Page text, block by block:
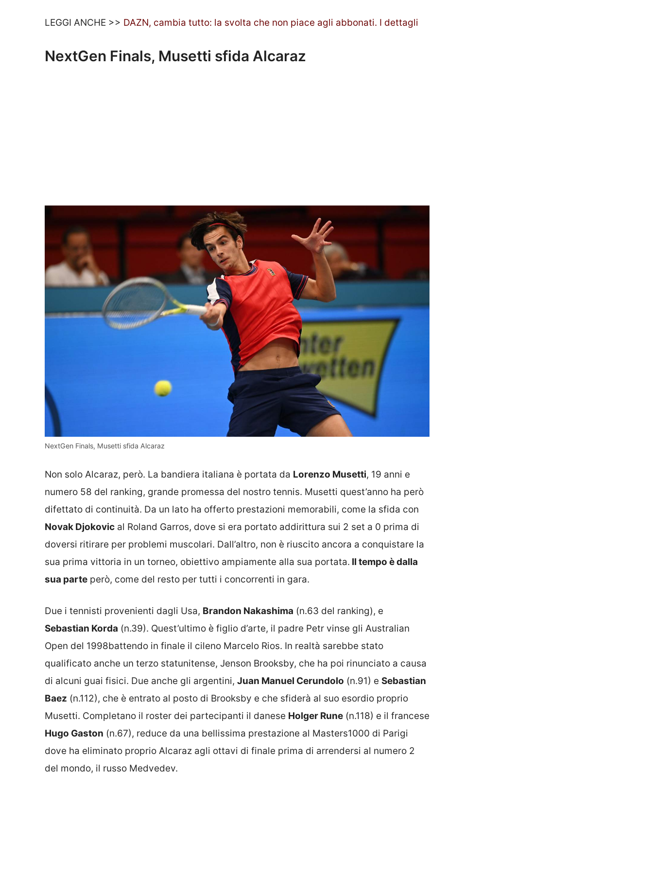
LEGGI ANCHE >> DAZN, cambia tutto: la svolta che non piace agli abbonati. I dettagli
NextGen Finals, Musetti sfida Alcaraz
NextGen Finals, Musetti sfida Alcaraz
Non solo Alcaraz, però. La bandiera italiana è portata da Lorenzo Musetti, 19 anni e
numero 58 del ranking, grande promessa del nostro tennis. Musetti quest’anno ha però
difettato di continuità. Da un lato ha offerto prestazioni memorabili, come la sfida con
Novak Djokovic al Roland Garros, dove si era portato addirittura sui 2 set a 0 prima di
doversi ritirare per problemi muscolari. Dall’altro, non è riuscito ancora a conquistare la
sua prima vittoria in un torneo, obiettivo ampiamente alla sua portata. Il tempo è dalla
sua parte però, come del resto per tutti i concorrenti in gara.
Due i tennisti provenienti dagli Usa, Brandon Nakashima (n.63 del ranking), e
Sebastian Korda (n.39). Quest’ultimo è figlio d’arte, il padre Petr vinse gli Australian
Open del 1998battendo in finale il cileno Marcelo Rios. In realtà sarebbe stato
qualificato anche un terzo statunitense, Jenson Brooksby, che ha poi rinunciato a causa
di alcuni guai fisici. Due anche gli argentini, Juan Manuel Cerundolo (n.91) e Sebastian
Baez (n.112), che è entrato al posto di Brooksby e che sfiderà al suo esordio proprio
Musetti. Completano il roster dei partecipanti il danese Holger Rune (n.118) e il francese
Hugo Gaston (n.67), reduce da una bellissima prestazione al Masters1000 di Parigi
dove ha eliminato proprio Alcaraz agli ottavi di finale prima di arrendersi al numero 2
del mondo, il russo Medvedev.